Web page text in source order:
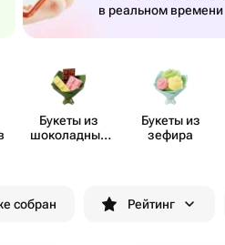
в реальном времени
Букеты из
шоко​ладных
Букеты из
зефира
собран Рейтинг